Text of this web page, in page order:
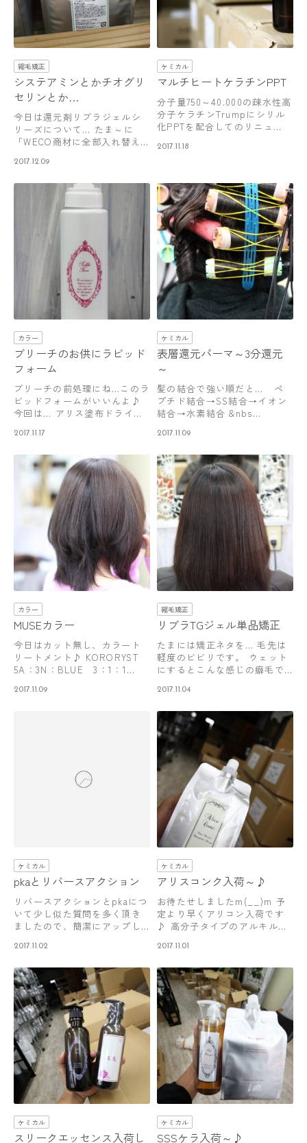
縮毛矯正
システアミンとかチオグリ
セリンとか…
今日は還元剤リブラジェルシ
リーズについて… たま～に
「WECO商材に全部入れ替え
2017.12.09
ケミカル
マルチヒートケラチンPPT
分子量750～40.000の疎水性高
分子ケラチンTrumpにシリル
化PPTを配合してのリニュ…
2017.11.18
カラー
ブリーチのお供にラビッド
フォーム
ブリーチの前処理にね…このラ
ビッドフォームがいいんよ♪
今回は… アリス塗布ドライ→
2017.11.17
ケミカル
表層還元パーマ～3分還元
～
髪の結合で強い順だと… ペ
プチド結合→SS結合→イオン
結合→水素結合 &nbs…
2017.11.09
カラー
MUSEカラー
今日はカット無し、カラート
リートメント♪ KORORYST
5A：3N：BLUE 3：1：1…
2017.11.09
縮毛矯正
リブラTGジェル単品矯正
たまには矯正ネタを… 毛先は
軽度のビビリです。 ウェット
にするとこんな感じの癖毛で
2017.11.04
ケミカル
pkaとリバースアクション
リバースアクションとpkaにつ
いて少し似た質問を多く頂き
ましたので、簡潔にアップし
2017.11.02
ケミカル
アリスコンク入荷～♪
お待たせしましたm(__)m 予
定より早くアリコン入荷です
♪ 高分子タイプのアルキルカ
2017.11.01
ケミカル
スリークエッセンス入荷し
ケミカル
SSSケラ入荷～♪